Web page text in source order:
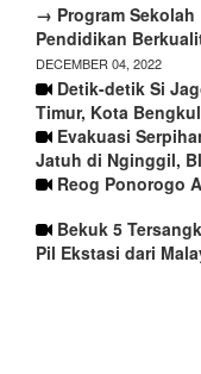
→ Program Sekolah
Pendidikan
DECEMBER 04, 2022
Detik-detik Si
Timur, Kota
Evakuasi
Jatuh di Nginggil,
Reog Ponorogo
Bekuk 5
Pil Ekstasi dari